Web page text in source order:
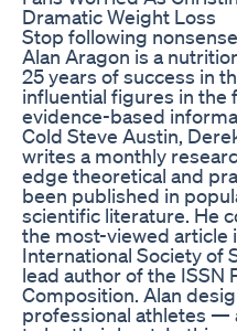
Dramatic Weight Loss
Stop following
Alan Aragon is a
25 years of success in
influential figures in the
evidence-based
Cold Steve Austin,
writes a monthly
edge theoretical and
been published in
scientific literature. He
the most-viewed article
International Society of
lead author of the ISSN
Composition. Alan
professional athletes —